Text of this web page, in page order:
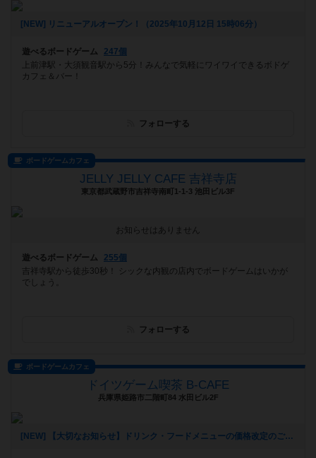
[NEW] リニューアルオープン！（2025年10月12日 15時06分）
遊べるボードゲーム
247個
上前津駅・大須観音駅から5分！みんなで気軽にワイワイできるボドゲ
カフェ＆バー！
フォローする
ボードゲームカフェ
JELLY JELLY CAFE 吉祥寺店
東京都武蔵野市吉祥寺南町1-1-3 池田ビル3F
お知らせはありません
遊べるボードゲーム
255個
吉祥寺駅から徒歩30秒！ シックな内観の店内でボードゲームはいかが
でしょう。
フォローする
ボードゲームカフェ
ドイツゲーム喫茶 B-CAFE
兵庫県姫路市二階町84 水田ビル2F
[NEW] 【大切なお知らせ】ドリンク・フードメニューの価格改定のご案内（2025年08月05日 16時49分）